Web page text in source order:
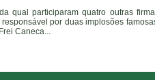
qual participaram quatro outras
por duas implosões
Caneca...